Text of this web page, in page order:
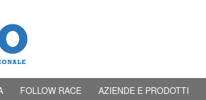
FOLLOW RACE AZIENDE E PRODOTTI